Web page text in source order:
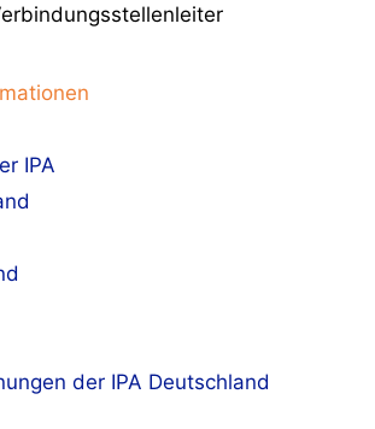
IPA
der IPA Deutschland